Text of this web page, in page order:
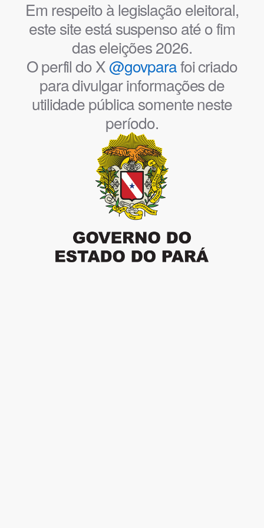
Em respeito à legislação eleitoral,
este site está suspenso até o fim
das eleições 2026.
O perfil do X@govparafoi criado
para divulgar informações de
utilidade pública somente neste
período.